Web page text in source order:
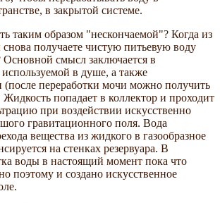
в закрытой системе.
таким образом "нескончаемой"? Когда из
получаете чистую питьевую воду
Основной смысл заключается в
в душе, а также
(после переработки мочи можно получить
попадает в коллектор и проходит
при воздействии искусственно
гравитационного поля. Вода
вещества из жидкого в газообразное
на стенках резервуара. В
воды в настоящий момент пока что
поэтому и создано искусственное